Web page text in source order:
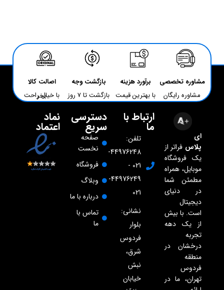
مشاوره تخصصی
مشاوره رایگان
برآورد هزینه
با بهترین قیمت
بازگشت وجه
بازگشت تا 7 روز
اصالت کالا
با خیال راحت بخر
ای
پلاس فراتر از
یک فروشگاه
موبایل، همراه
مطمئن شما
در دنیای
دیجیتال
است. با بیش
از یک دهه
تجربه
درخشان در
منطقه
فردوس
تهران، ما در
ارتباط با
ما
تلفن:
44976248-
021 -
44976249-
021
نشانی:
بلوار
فردوس
شرق،
نبش
خیابان
دسترسی
سریع
صفحه
نخست
فروشگاه
وبلاگ
درباره با ما
تماس با
ما
نماد
اعتماد